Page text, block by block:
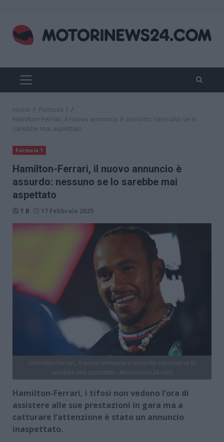
content
PRIMARY
MENU
Home
Formula 1
Hamilton-Ferrari, il nuovo annuncio è assurdo: nessuno se lo
sarebbe mai aspettato
Formula 1
Hamilton-Ferrari, il nuovo annuncio è
assurdo: nessuno se lo sarebbe mai
aspettato
T B 17 Febbraio 2025
Hamilton-Ferrari, i tifosi non vedono l’ora di
assistere alle sue prestazioni in gara ma a
catturare l’attenzione è stato un annuncio
inaspettato.